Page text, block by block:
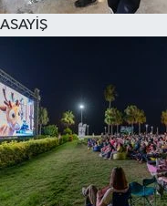
ASAYİŞ